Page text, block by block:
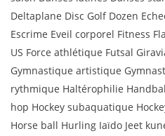
Deltaplane Disc Golf Dozen
Escrime Eveil corporel Fitness
US Force athlétique Futsal
Gymnastique artistique
rythmique Haltérophilie
hop Hockey subaquatique
Horse ball Hurling Iaïdo Jeet